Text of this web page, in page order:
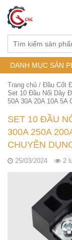
DANH MỤC SẢN
Trang chủ / Đầu Cốt
Set 10 Đầu Nối Dây
50A 30A 20A 10A 5A
SET 10 ĐẦU
300A 250A
CHUYÊN
25/03/2024 2